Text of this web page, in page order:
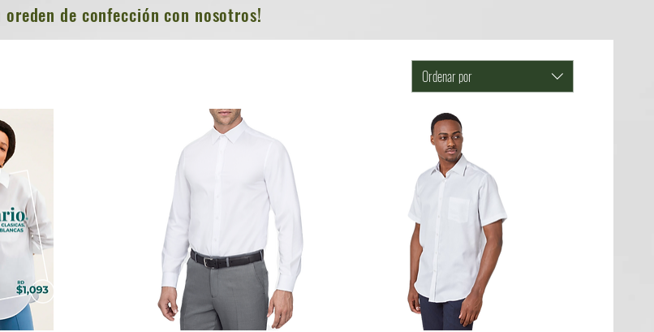
oreden de confección con nosotros!
Ordenar por